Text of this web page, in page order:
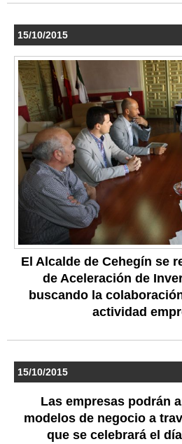
15/10/2015
El Alcalde de Cehegín se
de Aceleración de
buscando la
actividad
15/10/2015
Las empresas podrán
modelos de negocio a
que se celebrará el